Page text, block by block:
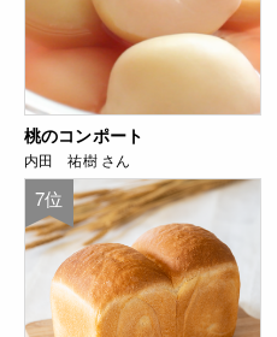
桃のコンポート
内田 祐樹 さん
7位